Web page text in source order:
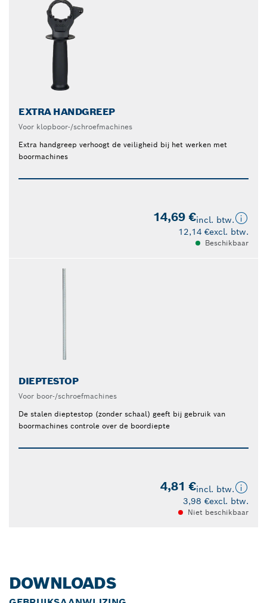
EXTRA HANDGREEP
Voor klopboor-/schroefmachines
Extra handgreep verhoogt de veiligheid bij het werken met
boormachines
14,69 €incl. btw.
12,14 €excl. btw.
Beschikbaar
DIEPTESTOP
Voor boor-/schroefmachines
De stalen dieptestop (zonder schaal) geeft bij gebruik van
boormachines controle over de boordiepte
4,81 €incl. btw.
3,98 €excl. btw.
Niet beschikbaar
DOWNLOADS